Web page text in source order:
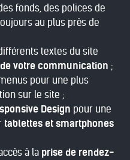
fonds, des polices de
au plus près de
textes du site
votre communication ;
pour une plus
sur le site ;
Design pour une
tablettes et smartphones
à la prise de rendez-